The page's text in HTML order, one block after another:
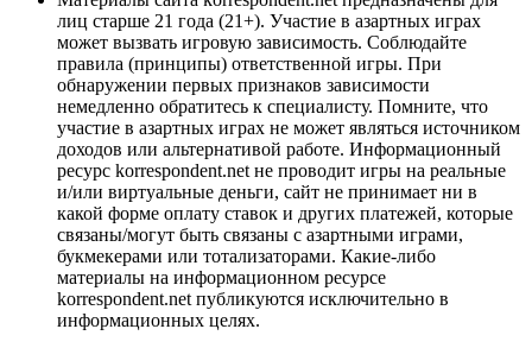
лиц старше 21 года (21+). Участие в азартных играх
может вызвать игровую зависимость. Соблюдайте
правила (принципы) ответственной игры. При
обнаружении первых признаков зависимости
немедленно обратитесь к специалисту. Помните, что
участие в азартных играх не может являться источником
доходов или альтернативой работе. Информационный
ресурс korrespondent.net не проводит игры на реальные
и/или виртуальные деньги, сайт не принимает ни в
какой форме оплату ставок и других платежей, которые
связаны/могут быть связаны с азартными играми,
букмекерами или тотализаторами. Какие-либо
материалы на информационном ресурсе
korrespondent.net публикуются исключительно в
информационных целях.